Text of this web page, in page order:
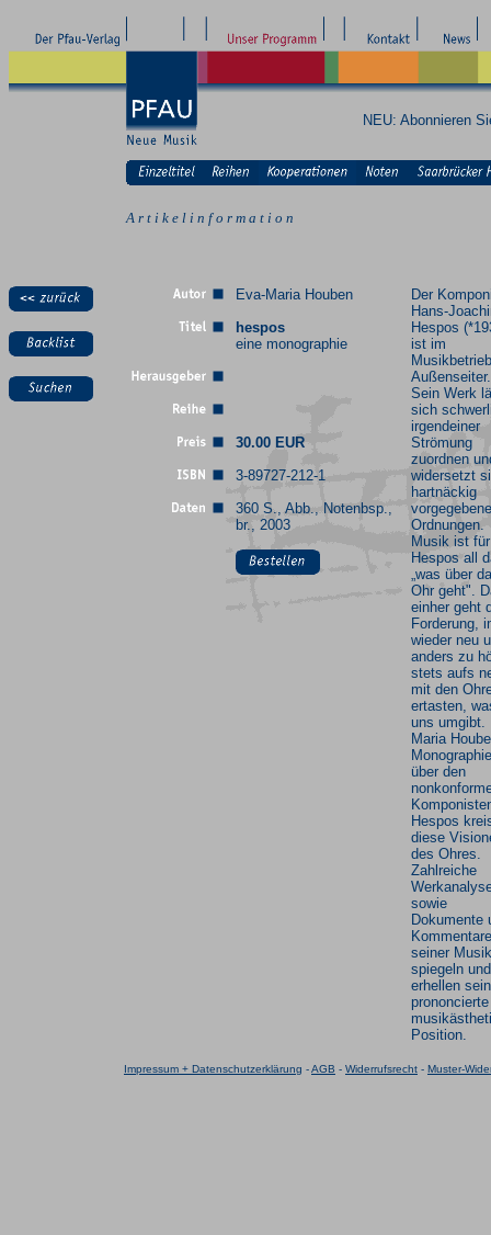
NEU: Abonnieren
A r t i k e l i n f o r m a t i o n
Eva-Maria Houben
hespos
eine monographie
30.00 EUR
3-89727-212-1
360 S., Abb., Notenbsp.,
br., 2003
Der
Hans-
Hespos
ist im
Außenseiter.
Sein Werk
sich
irgendeiner
Strömung
zuordnen
widersetzt
hartnäckig
Ordnungen.
Musik ist für
Hespos all
„was über
Ohr geht".
einher geht
Forderung,
wieder neu
anders zu
stets aufs
mit den
ertasten,
uns umgibt.
Maria
Monographie
über den
Hespos
diese
des Ohres.
Zahlreiche
sowie
Dokumente
seiner Musik
spiegeln und
erhellen
prononcierte
Position.
Impressum + Datenschutzerklärung -AGB - Widerrufsrecht - Muster-